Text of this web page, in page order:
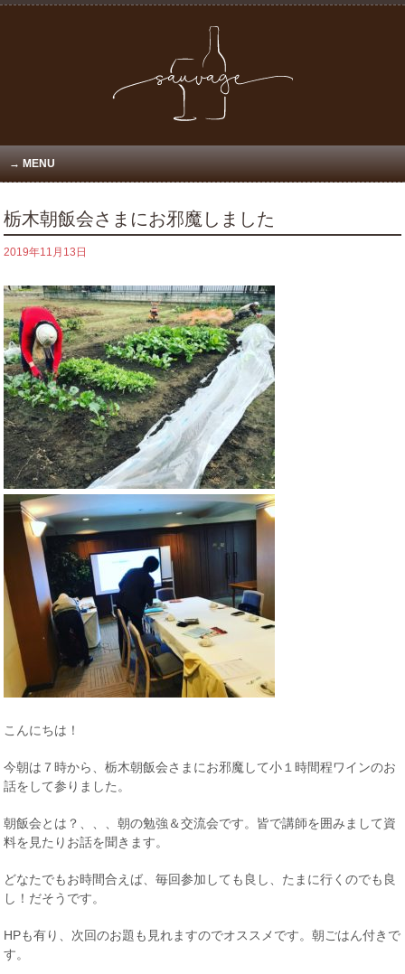
MENU
栃木朝飯会さまにお邪魔しました
2019年11月13日
こんにちは！
今朝は７時から、栃木朝飯会さまにお邪魔して小１時間程ワインのお
話をして参りました。
朝飯会とは？、、、朝の勉強＆交流会です。皆で講師を囲みまして資
料を見たりお話を聞きます。
どなたでもお時間合えば、毎回参加しても良し、たまに行くのでも良
し！だそうです。
HPも有り、次回のお題も見れますのでオススメです。朝ごはん付きで
す。